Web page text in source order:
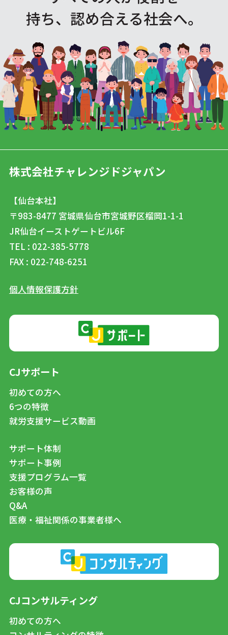
持ち、認め合える社会へ。
株式会社チャレンジドジャパン
【仙台本社】
〒983-8477 宮城県仙台市宮城野区榴岡1-1-1
JR仙台イーストゲートビル6F
TEL : 022-385-5778
FAX : 022-748-6251
個人情報保護方針
CJサポート
初めての方へ
6つの特徴
就労支援サービス動画
サポート体制
サポート事例
支援プログラム一覧
お客様の声
Q&A
医療・福祉関係の事業者様へ
CJコンサルティング
初めての方へ